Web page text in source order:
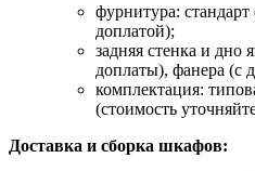
фурнитура:
доплатой);
задняя стенка и дно
доплаты), фанера (с
комплектация:
(стоимость
Доставка и сборка шкафов: